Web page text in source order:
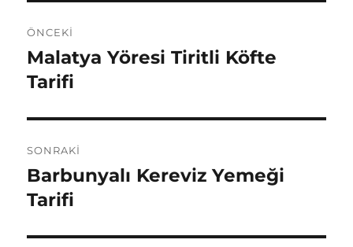
gezinmesi
ÖNCEKI
Önceki
yazı:
Malatya Yöresi Tiritli Köfte
Tarifi
SONRAKI
Sonraki
yazı:
Barbunyalı Kereviz Yemeği
Tarifi